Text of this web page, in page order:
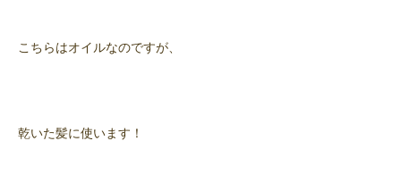
こちらはオイルなのですが、
乾いた髪に使います！